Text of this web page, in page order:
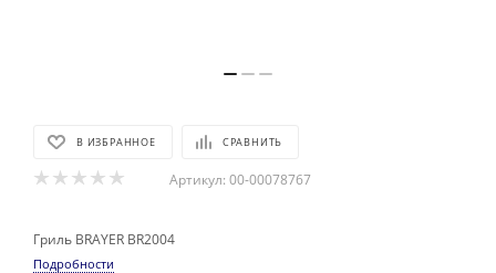
В ИЗБРАННОЕ СРАВНИТЬ
Артикул: 00-00078767
Гриль BRAYER BR2004
Подробности